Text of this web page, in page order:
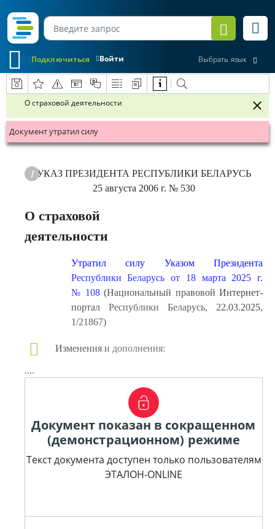
Войти
Подключиться Выбрать язык
О страховой деятельности
Документ утратил силу
УКАЗ ПРЕЗИДЕНТА РЕСПУБЛИКИ БЕЛАРУСЬ
25 августа 2006 г. № 530
О страховой
деятельности
Утратил силу Указом Президента
Республики Беларусь от 18 марта 2025 г.
№ 108 (Национальный правовой Интернет-
портал Республики Беларусь, 22.03.2025,
1/21867)
Изменения и дополнения:
....
Документ показан в сокращенном
(демонстрационном) режиме
Текст документа доступен только пользователям
ЭТАЛОН-ONLINE